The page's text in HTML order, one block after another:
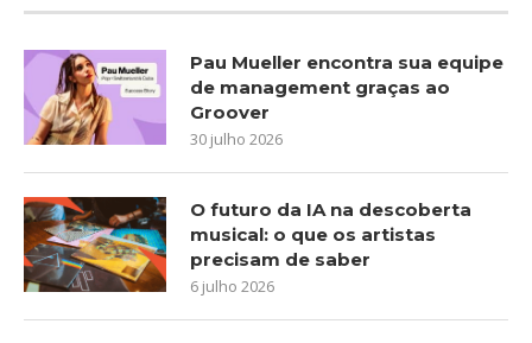
Pau Mueller encontra sua equipe
de management graças ao
Groover
30 julho 2026
O futuro da IA na descoberta
musical: o que os artistas
precisam de saber
6 julho 2026